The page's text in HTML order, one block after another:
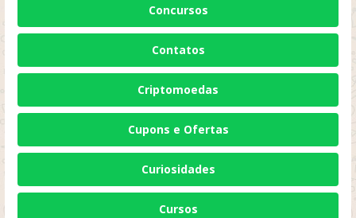
Concursos
Contatos
Criptomoedas
Cupons e Ofertas
Curiosidades
Cursos